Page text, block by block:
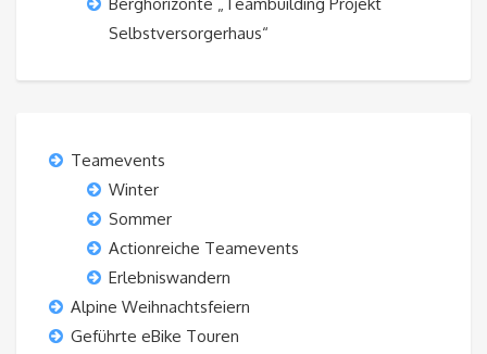
Selbstversorgerhaus“
Teamevents
Winter
Sommer
Actionreiche Teamevents
Erlebniswandern
Alpine Weihnachtsfeiern
Geführte eBike Touren